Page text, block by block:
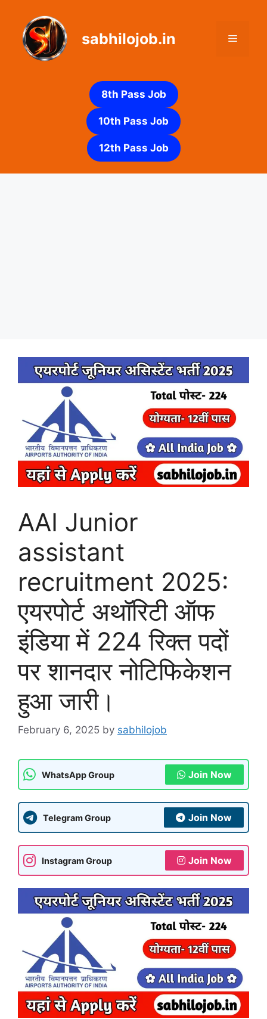
content
sabhilojob.in Menu
8th Pass Job
10th Pass Job
12th Pass Job
AAI Junior
assistant
recruitment 2025:
एयरपोर्ट अथॉरिटी ऑफ
इंडिया में 224 रिक्त पदों
पर शानदार नोटिफिकेशन
हुआ जारी।
February 6, 2025 by sabhilojob
WhatsApp Group Join Now
Telegram Group Join Now
Instagram Group Join Now